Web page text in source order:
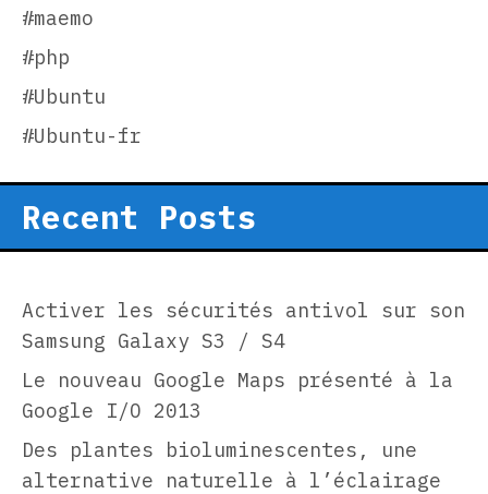
#maemo
#php
#Ubuntu
#Ubuntu-fr
Recent Posts
Activer les sécurités antivol sur son
Samsung Galaxy S3 / S4
Le nouveau Google Maps présenté à la
Google I/O 2013
Des plantes bioluminescentes, une
alternative naturelle à l’éclairage